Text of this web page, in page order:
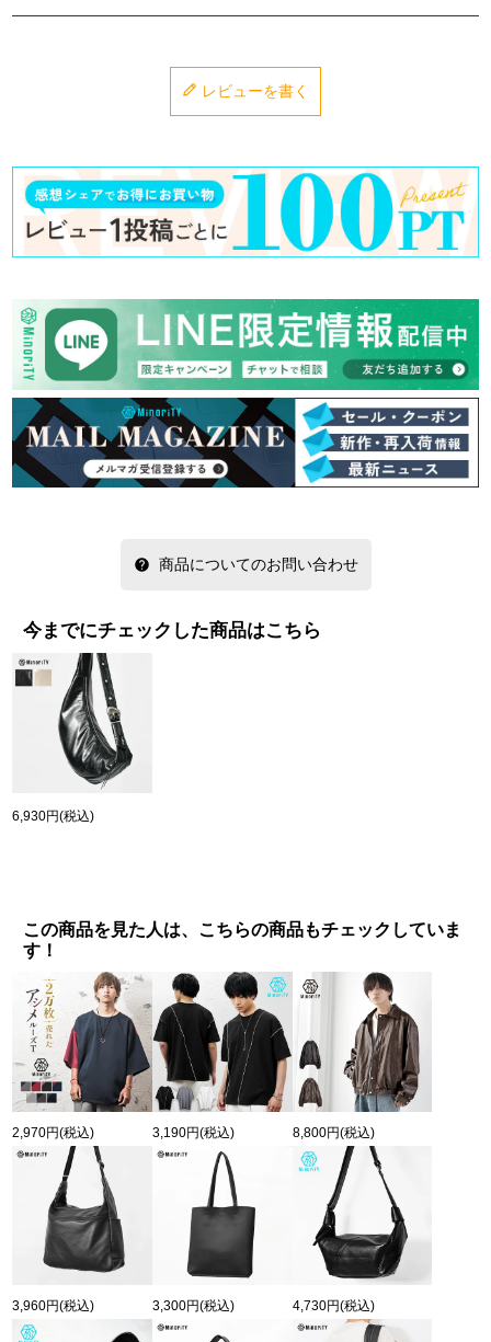
レビューを書く
商品についてのお問い合わせ
今までにチェックした商品はこちら
6,930円(税込)
この商品を見た人は、こちらの商品もチェックしていま
す！
2,970円(税込) 3,190円(税込) 8,800円(税込)
3,960円(税込) 3,300円(税込) 4,730円(税込)